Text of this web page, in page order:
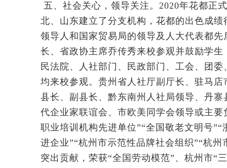
五、社会关心，领导关注。2020年花都正
北、山东建立了分支机构，花都的出色成
领导人和国家贸易局的领导及人大代表都
长、省政协主席乔传秀来校参观并鼓励学
民法院、人社部门、民政部门、工会、团
均来校参观。贵州省人社厅副厅长、驻马
县长、副县长、黔东南州人社局领导、丹
代企业家联谊会、市欧美同学会领导或主
职业培训机构先进单位”“全国敬老文明号
进企业”“杭州市示范性品牌社会组织”“杭
突出贡献，荣获“全国劳动模范”、杭州市“